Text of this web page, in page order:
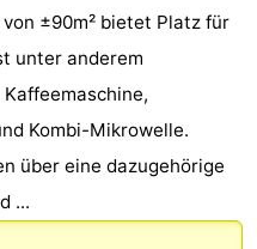
±90m² bietet Platz für
unter anderem
Kombi-Mikrowelle.
über eine dazugehörige
...